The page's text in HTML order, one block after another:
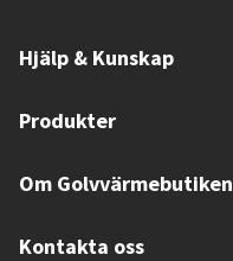
Hjälp & Kunskap
Produkter
Om Golvvärmebutiken
Kontakta oss